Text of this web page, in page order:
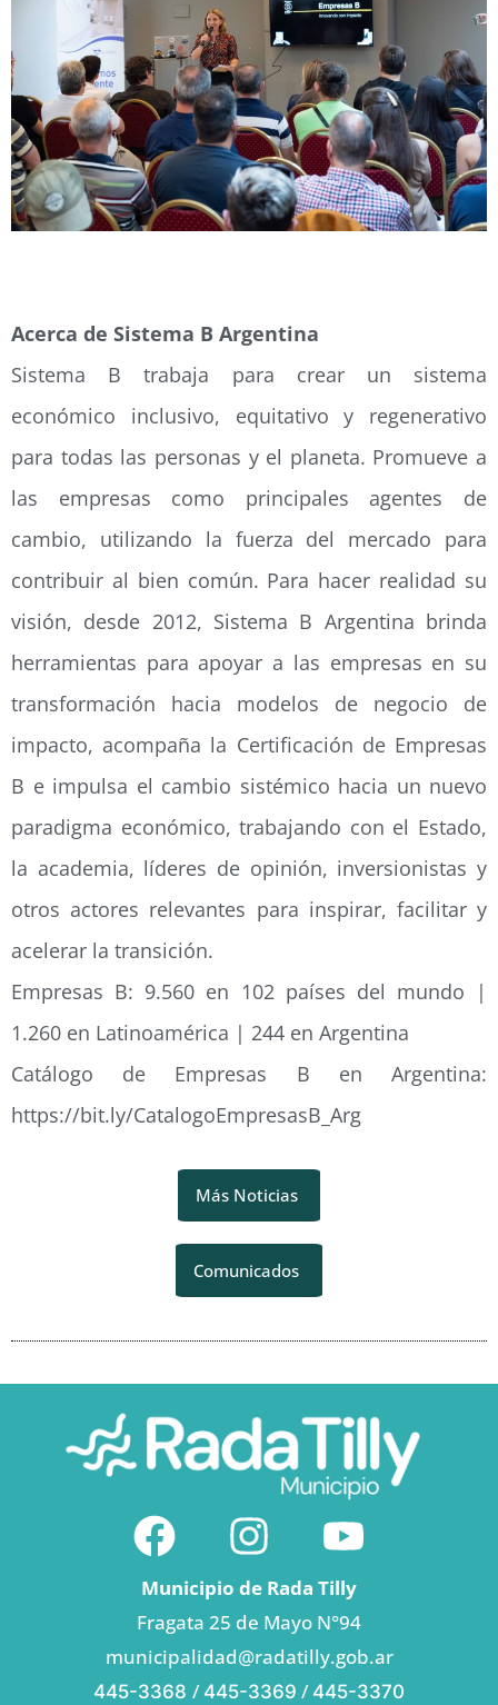
Acerca de Sistema B Argentina
Sistema B trabaja para crear un sistema
económico inclusivo, equitativo y regenerativo
para todas las personas y el planeta. Promueve a
las empresas como principales agentes de
cambio, utilizando la fuerza del mercado para
contribuir al bien común. Para hacer realidad su
visión, desde 2012, Sistema B Argentina brinda
herramientas para apoyar a las empresas en su
transformación hacia modelos de negocio de
impacto, acompaña la Certificación de Empresas
B e impulsa el cambio sistémico hacia un nuevo
paradigma económico, trabajando con el Estado,
la academia, líderes de opinión, inversionistas y
otros actores relevantes para inspirar, facilitar y
acelerar la transición.
Empresas B: 9.560 en 102 países del mundo |
1.260 en Latinoamérica | 244 en Argentina
Catálogo de Empresas B en Argentina:
https://bit.ly/CatalogoEmpresasB_Arg
Más Noticias
Comunicados
Municipio de Rada Tilly
Fragata 25 de Mayo N°94
municipalidad@radatilly.gob.ar
445-3368 / 445-3369 / 445-3370